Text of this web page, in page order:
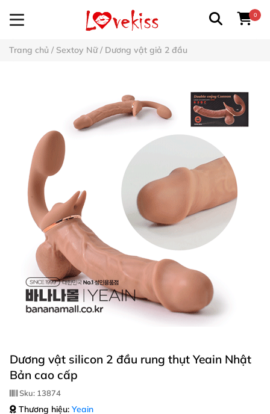
0
Trang chủ / Sextoy Nữ/ Dương vật giả 2 đầu
Dương vật silicon 2 đầu rung thụt Yeain Nhật
Bản cao cấp
Sku: 13874
Thương hiệu: Yeain